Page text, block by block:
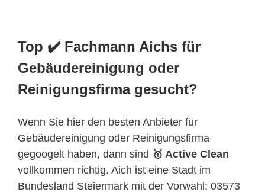
Top ✔️ Fachmann Aichs für
Gebäudereinigung oder
Reinigungsfirma gesucht?
Wenn Sie hier den besten Anbieter für
Gebäudereinigung oder Reinigungsfirma
gegoogelt haben, dann sind 🥇 Active Clean
vollkommen richtig. Aich ist eine Stadt im
Bundesland Steiermark mit der Vorwahl: 03573